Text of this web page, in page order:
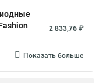
2 833,76 ₽
Показать больше